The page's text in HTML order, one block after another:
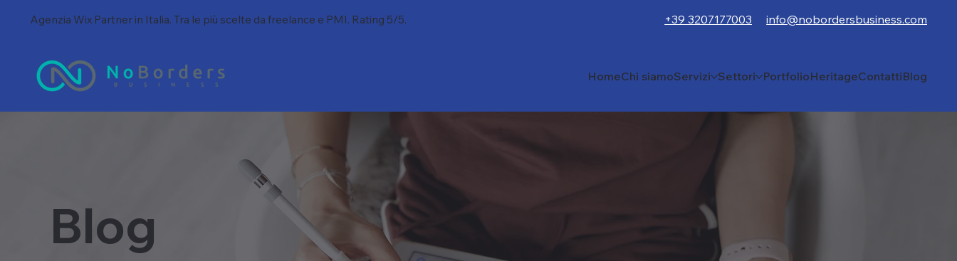
Agenzia Wix Partner in Italia. Tra le più scelte da freelance e PMI. Rating 5/5. +39 3207177003 info@nobordersbusiness.com
HomeChi siamoServizi Settori PortfolioHeritageContattiBlog
Blog